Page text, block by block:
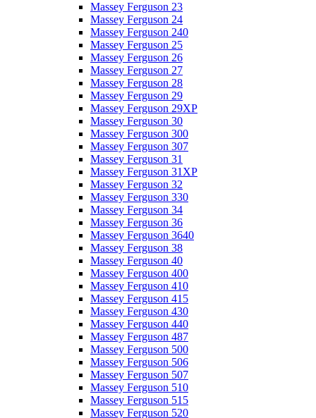
Massey Ferguson 23
Massey Ferguson 24
Massey Ferguson 240
Massey Ferguson 25
Massey Ferguson 26
Massey Ferguson 27
Massey Ferguson 28
Massey Ferguson 29
Massey Ferguson 29XP
Massey Ferguson 30
Massey Ferguson 300
Massey Ferguson 307
Massey Ferguson 31
Massey Ferguson 31XP
Massey Ferguson 32
Massey Ferguson 330
Massey Ferguson 34
Massey Ferguson 36
Massey Ferguson 3640
Massey Ferguson 38
Massey Ferguson 40
Massey Ferguson 400
Massey Ferguson 410
Massey Ferguson 415
Massey Ferguson 430
Massey Ferguson 440
Massey Ferguson 487
Massey Ferguson 500
Massey Ferguson 506
Massey Ferguson 507
Massey Ferguson 510
Massey Ferguson 515
Massey Ferguson 520